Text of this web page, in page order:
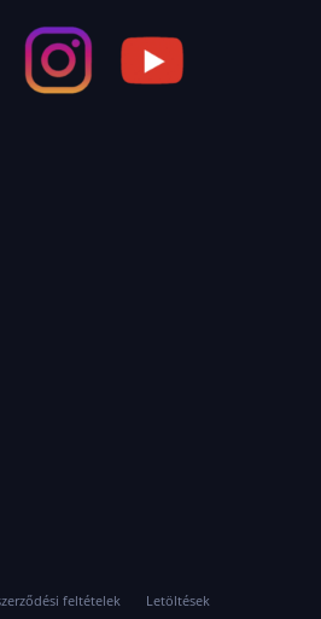
idejét, miközben
feltételek Letöltések